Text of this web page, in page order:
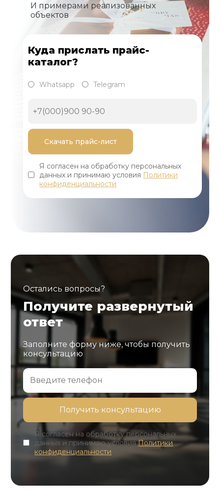
И примерами реализованных
объектов
Куда прислать прайс-
каталог?
Whatsapp Telegram
Я согласен на обработку персональных
данных и принимаю условия Политики
конфиденциальности
Остались вопросы?
Получите развернутый
ответ
Заполните форму ниже, чтобы получить
консультацию
Я согласен на обработку персональных
данных и принимаю условияПолитики
конфиденциальности